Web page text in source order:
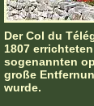
Der Col du
1807
sogenannten
große
wurde.